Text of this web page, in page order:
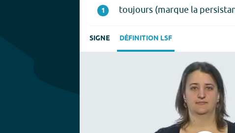
1 toujours (marque la
SIGNE DÉFINITION LSF